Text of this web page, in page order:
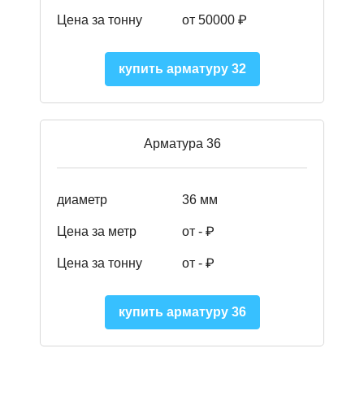
Цена за тонну от 50000 ₽
купить арматуру 32
Арматура 36
диаметр 36 мм
Цена за метр от - ₽
Цена за тонну от - ₽
купить арматуру 36